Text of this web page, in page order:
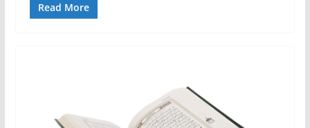
Read More